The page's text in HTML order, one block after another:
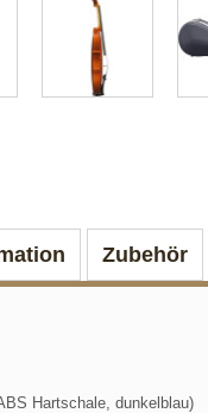
Zubehör
Hartschale, dunkelblau)